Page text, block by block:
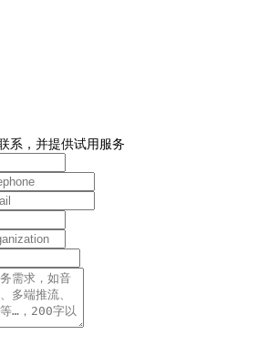
系，并提供试用服务